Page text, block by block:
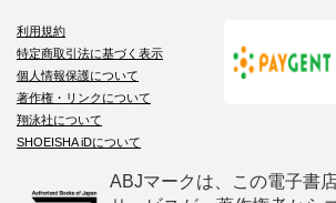
利用規約
特定商取引法に基づく表示
個人情報保護について
著作権・リンクについて
翔泳社について
SHOEISHA iDについて
ABJマークは、この電子書